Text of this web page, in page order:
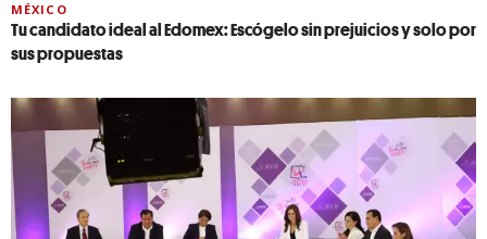
MÉXICO
Tu candidato ideal al Edomex: Escógelo sin prejuicios y solo por
sus propuestas